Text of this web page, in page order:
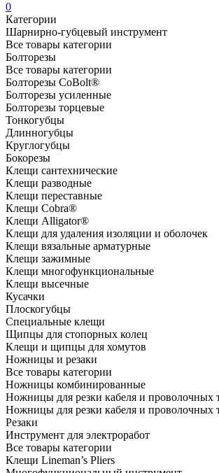
0
Категории
Шарнирно-губцевый инструмент
Все товары категории
Болторезы
Все товары категории
Болторезы CoBolt®
Болторезы усиленные
Болторезы торцевые
Тонкогубцы
Длинногубцы
Круглогубцы
Бокорезы
Клещи сантехнические
Клещи разводные
Клещи переставные
Клещи Cobra®
Клещи Alligator®
Клещи для удаления изоляции и оболочек
Клещи вязальные арматурные
Клещи зажимные
Клещи многофункциональные
Клещи высечные
Кусачки
Плоскогубцы
Специальные клещи
Щипцы для стопорных колец
Клещи и щипцы для хомутов
Ножницы и резаки
Все товары категории
Ножницы комбинированные
Ножницы для резки кабеля и проволочных
Ножницы для резки кабеля и проволочных
Резаки
Инструмент для электроработ
Все товары категории
Клещи Lineman’s Pliers